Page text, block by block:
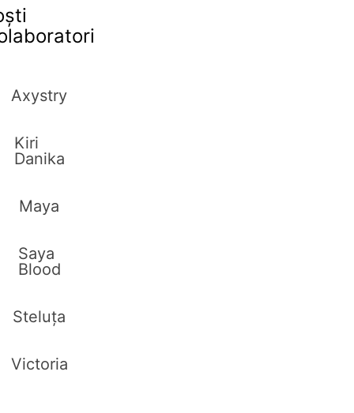
Axystry
Kiri
Danika
Maya
Saya
Blood
Steluța
Victoria